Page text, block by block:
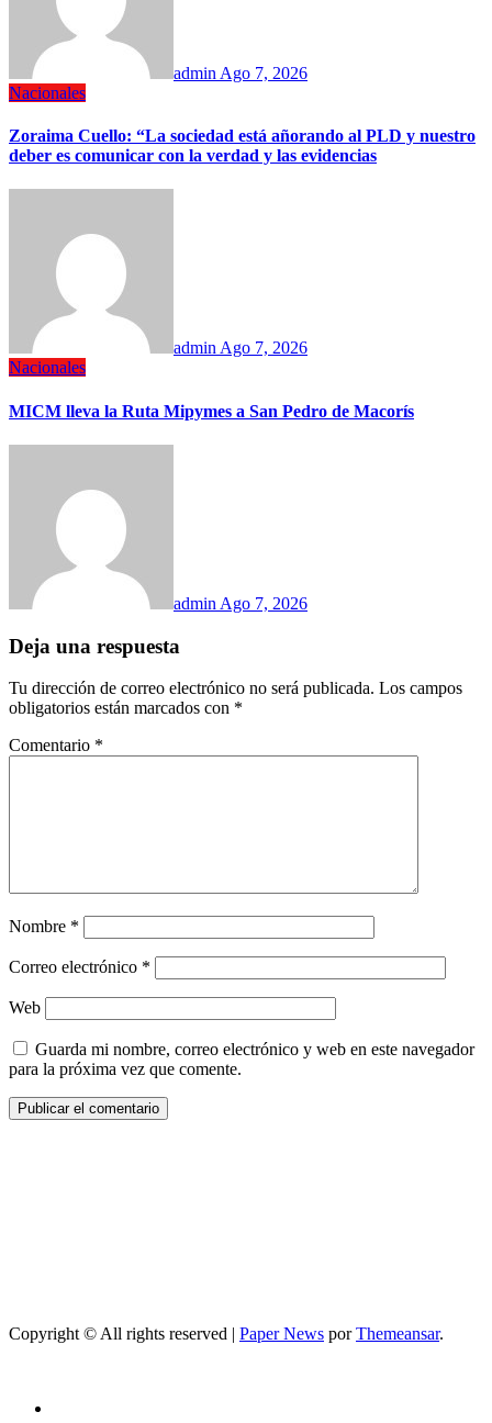
admin Ago 7, 2026
Nacionales
Zoraima Cuello: “La sociedad está añorando al PLD y nuestro
deber es comunicar con la verdad y las evidencias
adminAgo 7, 2026
Nacionales
MICM lleva la Ruta Mipymes a San Pedro de Macorís
admin Ago 7, 2026
Deja una respuesta
Tu dirección de correo electrónico no será publicada. Los campos
obligatorios están marcados con *
Comentario *
Nombre *
Correo electrónico *
Web
Guarda mi nombre, correo electrónico y web en este navegador
para la próxima vez que comente.
Copyright © All rights reserved | Paper News porThemeansar.